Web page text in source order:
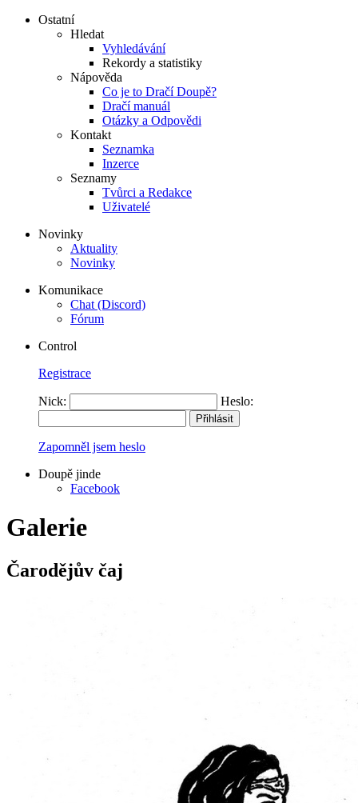
Ostatní
Hledat
Vyhledávání
Rekordy a statistiky
Nápověda
Co je to Dračí Doupě?
Dračí manuál
Otázky a Odpovědi
Kontakt
Seznamka
Inzerce
Seznamy
Tvůrci a Redakce
Uživatelé
Novinky
Aktuality
Novinky
Komunikace
Chat (Discord)
Fórum
Control
Registrace
Nick: Heslo:
Zapomněl jsem heslo
Doupě jinde
Facebook
Galerie
Čarodějův čaj